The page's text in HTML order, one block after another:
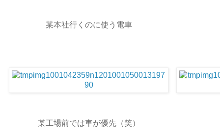
某工場前では車が優先（笑）
某本社行くのに使う電車